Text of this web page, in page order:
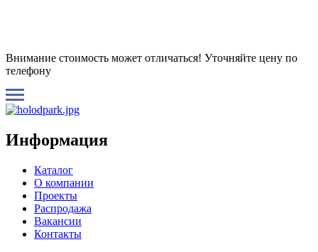
Внимание стоимость может отличаться! Уточняйте цену по
телефону
Информация
Каталог
О компании
Проекты
Распродажа
Вакансии
Контакты